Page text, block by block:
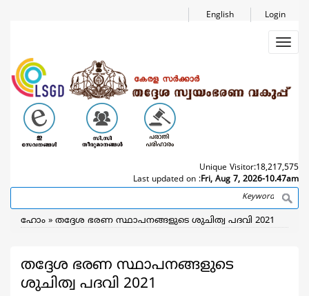
Login
English
Unique Visitor:18,217,575
Last updated on :Fri, Aug 7, 2026-10.47am
Search
Breadcrumb
ഹോം തദ്ദേശ ഭരണ സ്ഥാപനങ്ങളുടെ ശുചിത്വ പദവി 2021
തദ്ദേശ ഭരണ സ്ഥാപനങ്ങളുടെ
ശുചിത്വ പദവി 2021